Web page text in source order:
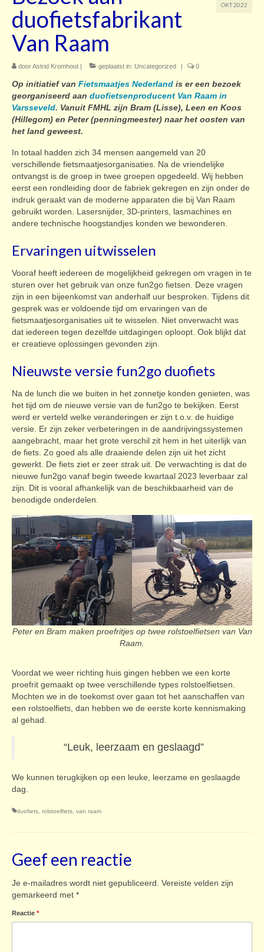
Contact
OKT 2022
duofietsfabrikant
Van Raam
doorAstrid Kromhout | geplaatst in: Uncategorized | 0
Op initiatief van Fietsmaatjes Nederland is er een bezoek
georganiseerd aan duofietsenproducent Van Raam in
Varsseveld. Vanuit FMHL zijn Bram (Lisse), Leen en Koos
(Hillegom) en Peter (penningmeester) naar het oosten van
het land geweest.
In totaal hadden zich 34 mensen aangemeld van 20
verschillende fietsmaatjesorganisaties. Na de vriendelijke
ontvangst is de groep in twee groepen opgedeeld. Wij hebben
eerst een rondleiding door de fabriek gekregen en zijn onder de
indruk geraakt van de moderne apparaten die bij Van Raam
gebruikt worden. Lasersnijder, 3D-printers, lasmachines en
andere technische hoogstandjes konden we bewonderen.
Ervaringen uitwisselen
Vooraf heeft iedereen de mogelijkheid gekregen om vragen in te
sturen over het gebruik van onze fun2go fietsen. Deze vragen
zijn in een bijeenkomst van anderhalf uur besproken. Tijdens dit
gesprek was er voldoende tijd om ervaringen van de
fietsmaatjesorganisaties uit te wisselen. Niet onverwacht was
dat iedereen tegen dezelfde uitdagingen oploopt. Ook blijkt dat
er creatieve oplossingen gevonden zijn.
Nieuwste versie fun2go duofiets
Na de lunch die we buiten in het zonnetje konden genieten, was
het tijd om de nieuwe versie van de fun2go te bekijken. Eerst
werd er verteld welke veranderingen er zijn t.o.v. de huidige
versie. Er zijn zeker verbeteringen in de aandrijvingssystemen
aangebracht, maar het grote verschil zit hem in het uiterlijk van
de fiets. Zo goed als alle draaiende delen zijn uit het zicht
gewerkt. De fiets ziet er zeer strak uit. De verwachting is dat de
nieuwe fun2go vanaf begin tweede kwartaal 2023 leverbaar zal
zijn. Dit is vooral afhankelijk van de beschikbaarheid van de
benodigde onderdelen.
Peter en Bram maken proefritjes op twee rolstoelfietsen van Van
Raam.
Voordat we weer richting huis gingen hebben we een korte
proefrit gemaakt op twee verschillende types rolstoelfietsen.
Mochten we in de toekomst over gaan tot het aanschaffen van
een rolstoelfiets, dan hebben we de eerste korte kennismaking
al gehad.
“Leuk, leerzaam en geslaagd”
We kunnen terugkijken op een leuke, leerzame en geslaagde
dag.
duofiets rolstoelfiets van raam
Geef een reactie
Je e-mailadres wordt niet gepubliceerd. Vereiste velden zijn
gemarkeerd met *
Reactie *